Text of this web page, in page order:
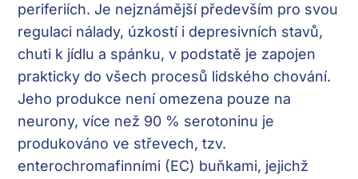
periferiích. Je nejznámější především pro svou
regulaci nálady, úzkostí i depresivních stavů,
chuti k jídlu a spánku, v podstatě je zapojen
prakticky do všech procesů lidského chování.
Jeho produkce není omezena pouze na
neurony, více než 90 % serotoninu je
produkováno ve střevech, tzv.
enterochromafinními (EC) buňkami, jejichž